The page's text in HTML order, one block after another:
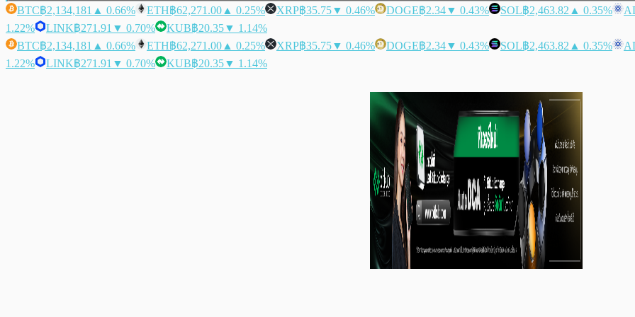
BTC฿2,134,181 ▲ 0.66% ETH฿62,271.00 ▲ 0.25% XRP฿35.75▼ 0.46% DOGE฿2.34▼ 0.43% SOL฿2,463.82 ▲ 0.35%
1.22%
LINK฿271.91 ▼ 0.70% KUB฿20.35▼ 1.14%
BTC฿2,134,181 ▲ 0.66% ETH฿62,271.00 ▲ 0.25% XRP฿35.75▼ 0.46% DOGE฿2.34▼ 0.43% SOL฿2,463.82 ▲ 0.35%
1.22%
LINK฿271.91 ▼ 0.70% KUB฿20.35▼ 1.14%